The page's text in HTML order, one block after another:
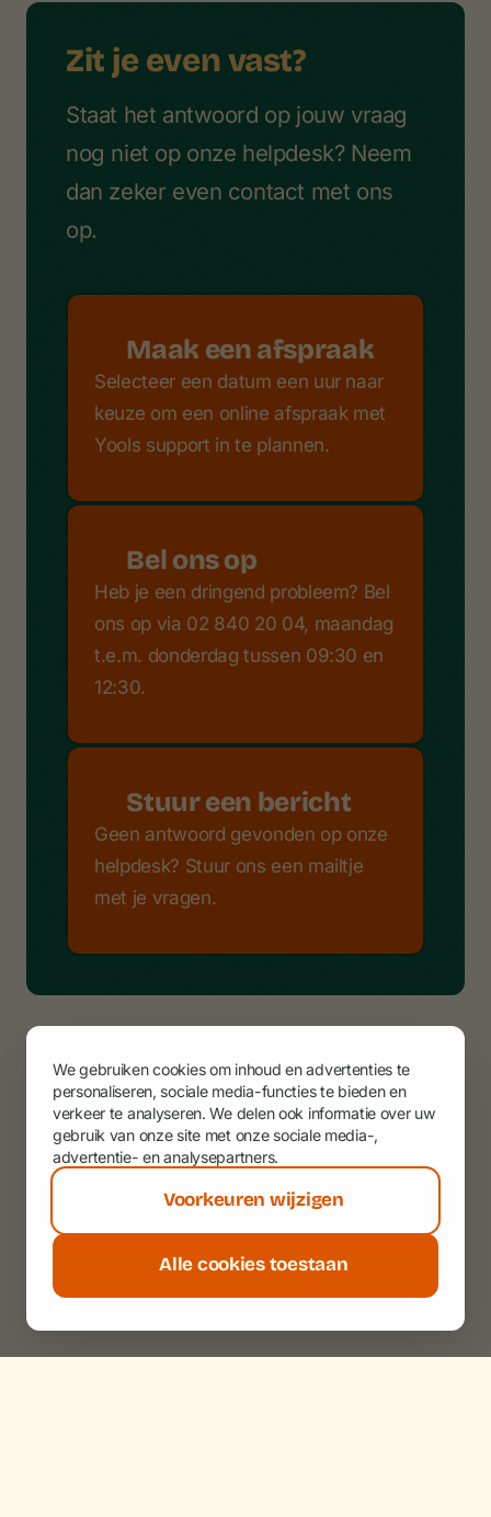
Zit je even vast?
Staat het antwoord op jouw vraag
nog niet op onze helpdesk? Neem
dan zeker even contact met ons
op.
Maak een afspraak
Selecteer een datum een uur naar
keuze om een online afspraak met
Yools support in te plannen.
Bel ons op
Heb je een dringend probleem? Bel
ons op via 02 840 20 04, maandag
t.e.m. donderdag tussen 09:30 en
12:30.
Stuur een bericht
Geen antwoord gevonden op onze
helpdesk? Stuur ons een mailtje
met je vragen.
We gebruiken cookies om inhoud en advertenties te
personaliseren, sociale media-functies te bieden en
verkeer te analyseren. We delen ook informatie over uw
gebruik van onze site met onze sociale media-,
advertentie- en analysepartners.
Voorkeuren wijzigen
Alle cookies toestaan